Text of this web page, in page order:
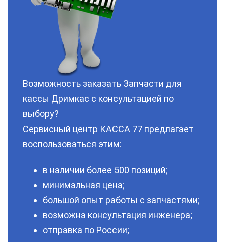
Возможность заказать Запчасти для
кассы Дримкас с консультацией по
выбору?
Сервисный центр КАССА 77 предлагает
воспользоваться этим:
в наличии более 500 позиций;
минимальная цена;
большой опыт работы с запчастями;
возможна консультация инженера;
отправка по России;